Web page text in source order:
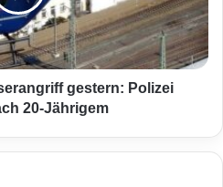
gestern: Polizei
20-Jährigem